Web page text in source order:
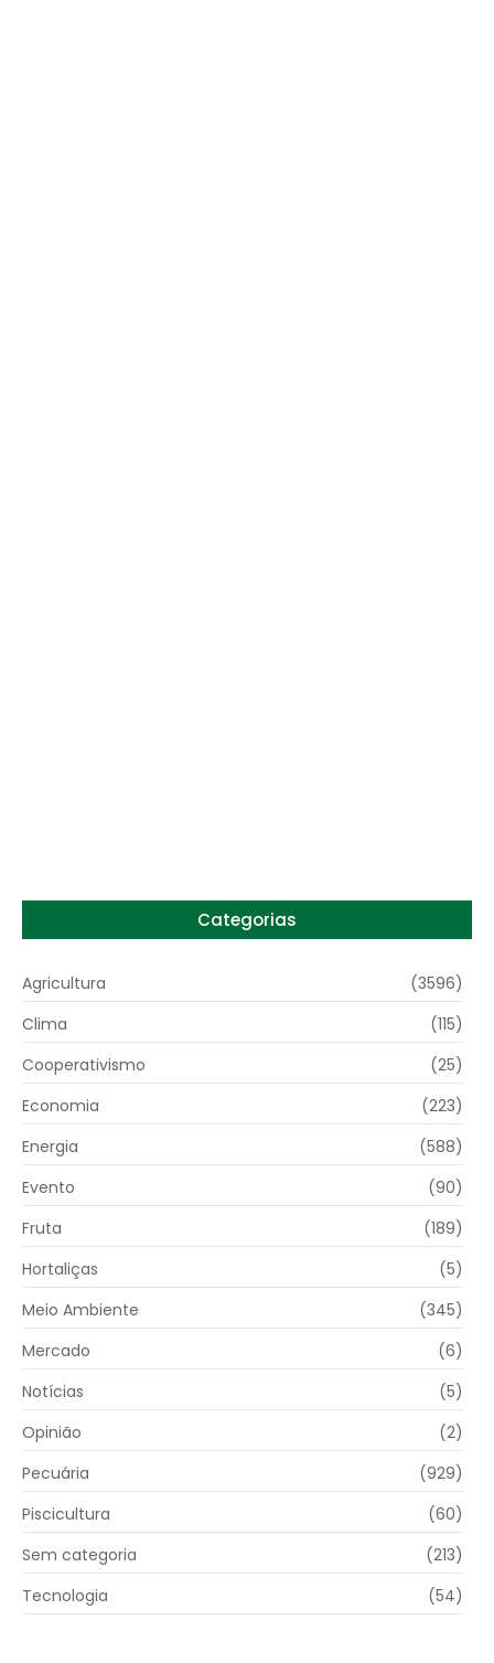
Categorias
Agricultura
(3596)
Clima
(115)
Cooperativismo
(25)
Economia
(223)
Energia
(588)
Evento
(90)
Fruta
(189)
Hortaliças
(5)
Meio Ambiente
(345)
Mercado
(6)
Notícias
(5)
Opinião
(2)
Pecuária
(929)
Piscicultura
(60)
Sem categoria
(213)
Tecnologia
(54)